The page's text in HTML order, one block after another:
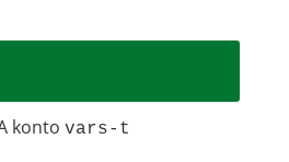
konto vars-t